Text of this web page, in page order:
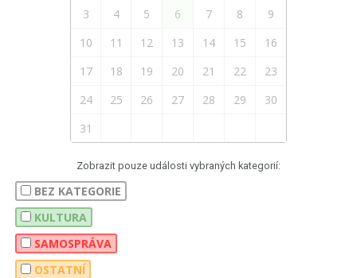
3 4 5 6 7 8
9
10
11 12 13 14 15
16
17
18 19 20 21 22
23
24
25 26 27 28 29
30
31
Zobrazit pouze události vybraných kategorií:
BEZ KATEGORIE
KULTURA
SAMOSPRÁVA
OSTATNÍ